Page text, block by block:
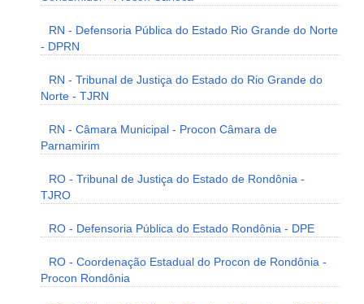
RN - Defensoria Pública do Estado Rio Grande do Norte
- DPRN
RN - Tribunal de Justiça do Estado do Rio Grande do
Norte - TJRN
RN - Câmara Municipal - Procon Câmara de
Parnamirim
RO - Tribunal de Justiça do Estado de Rondônia -
TJRO
RO - Defensoria Pública do Estado Rondônia - DPE
RO - Coordenação Estadual do Procon de Rondônia -
Procon Rondônia